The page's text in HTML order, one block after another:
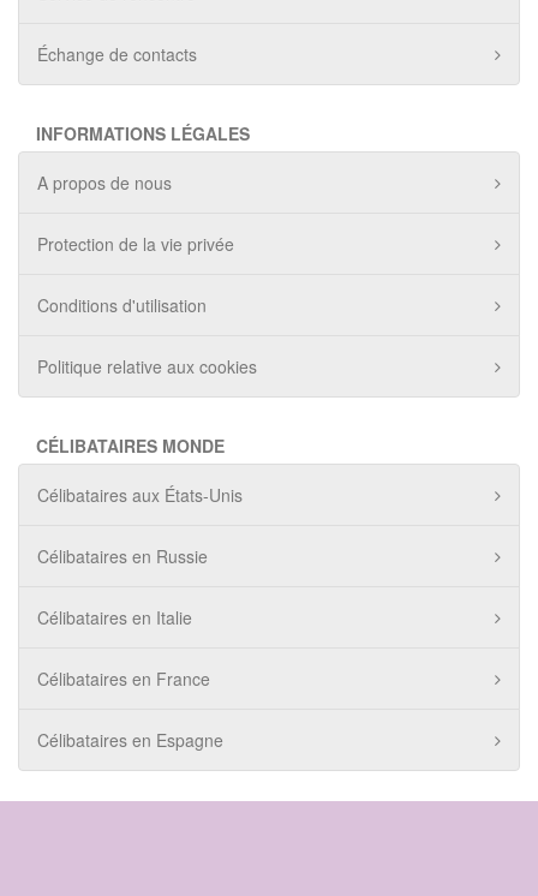
Échange de contacts
INFORMATIONS LÉGALES
A propos de nous
Protection de la vie privée
Conditions d'utilisation
Politique relative aux cookies
CÉLIBATAIRES MONDE
Célibataires aux États-Unis
Célibataires en Russie
Célibataires en Italie
Célibataires en France
Célibataires en Espagne